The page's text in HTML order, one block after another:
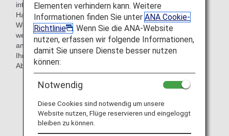
internationale Flüge der ANA genutzt, die vom Flughafen
Haneda abfliegen und dort ankommen.
Wenn Ihr Abflug-/Ankunftsterminal als (0) angegeben ist,
werden Sie entweder an Terminal 2 oder Terminal 3
ankommen/abfliegen. Die Abflug- und Ankunftsterminals
Ihres Fluges werden auf der SeiteFlugstatus2 Tage vor
Abflug angezeigt.
Haneda finden Sie imFlughafenführer –
Internationaler Flughafen Tokio-Haneda.
Kurzfristige Änderungen der Fluginformationen
Elementen verhindern kann. Weitere
Informationen finden Sie unter ANA Cookie-
Richtlinie
. Wenn Sie die ANA-Website
nutzen, erfassen wir folgende Informationen,
damit Sie unsere Dienste besser nutzen
können:
Notwendig
Diese Cookies sind notwendig um unsere
Website nutzen, Flüge reservieren und eingeloggt
bleiben zu können.